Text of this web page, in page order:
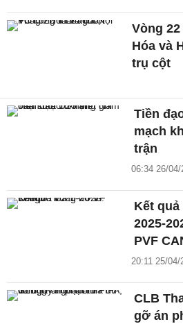
Vòng
Hóa và
trụ cột
Tiền
mạch
trận
06:34 26/04/
Kết quả
2025-
PVF
20:11 25/04/
CLB
gỡ án